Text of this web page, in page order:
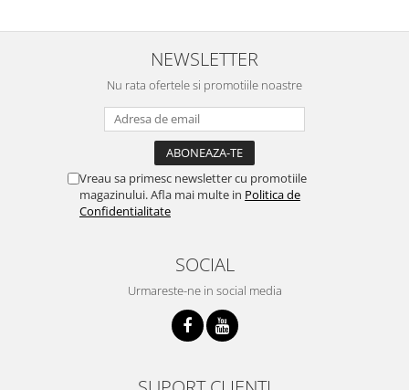
NEWSLETTER
Nu rata ofertele si promotiile noastre
Vreau sa primesc newsletter cu promotiile
magazinului. Afla mai multe in Politica de
Confidentialitate
SOCIAL
Urmareste-ne in social media